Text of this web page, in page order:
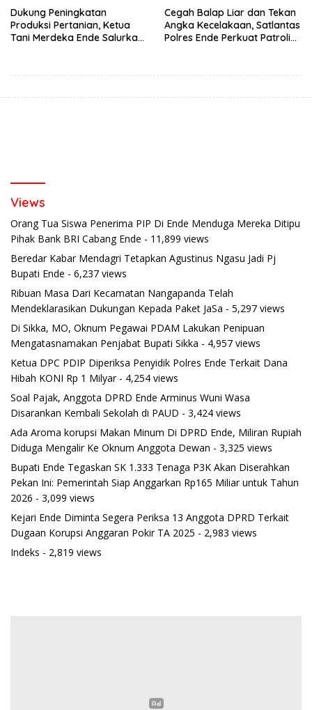
Dukung Peningkatan
Produksi Pertanian, Ketua
Tani Merdeka Ende Salurkan
Cegah Balap Liar dan Tekan
Angka Kecelakaan, Satlantas
Polres Ende Perkuat Patroli
Views
Orang Tua Siswa Penerima PIP Di Ende Menduga Mereka Ditipu
Pihak Bank BRI Cabang Ende - 11,899 views
Beredar Kabar Mendagri Tetapkan Agustinus Ngasu Jadi Pj
Bupati Ende - 6,237 views
Ribuan Masa Dari Kecamatan Nangapanda Telah
Mendeklarasikan Dukungan Kepada Paket JaSa - 5,297 views
Di Sikka, MO, Oknum Pegawai PDAM Lakukan Penipuan
Mengatasnamakan Penjabat Bupati Sikka - 4,957 views
Ketua DPC PDIP Diperiksa Penyidik Polres Ende Terkait Dana
Hibah KONI Rp 1 Milyar- 4,254 views
Soal Pajak, Anggota DPRD Ende Arminus Wuni Wasa
Disarankan Kembali Sekolah di PAUD - 3,424 views
Ada Aroma korupsi Makan Minum Di DPRD Ende, Miliran Rupiah
Diduga Mengalir Ke Oknum Anggota Dewan - 3,325 views
Bupati Ende Tegaskan SK 1.333 Tenaga P3K Akan Diserahkan
Pekan Ini: Pemerintah Siap Anggarkan Rp165 Miliar untuk Tahun
2026 - 3,099 views
Kejari Ende Diminta Segera Periksa 13 Anggota DPRD Terkait
Dugaan Korupsi Anggaran Pokir TA 2025 - 2,983 views
Indeks - 2,819 views